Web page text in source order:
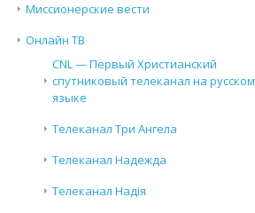
Миссионерские вести
Онлайн ТВ
CNL — Первый Христианский
спутниковый телеканал на русском
языке
Телеканал Три Ангела
Телеканал Надежда
Телеканал Надія